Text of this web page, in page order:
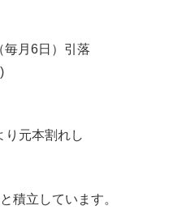
月6日）引落
り元本割れし
積立しています。